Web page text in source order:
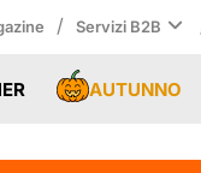
/ Servizi B2B
AUTUNNO